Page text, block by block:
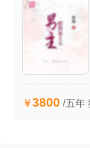
3800 /五年